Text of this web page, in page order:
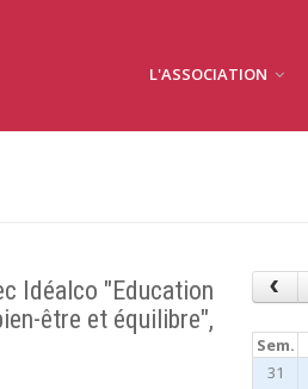
L'ASSOCIATION
Idéalco "Education
être et équilibre",
Sem.
31